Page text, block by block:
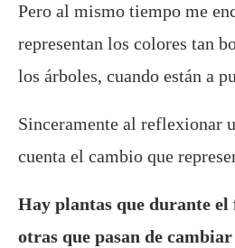
Pero al mismo tiempo me
representan los colores tan
los árboles, cuando están a
Sinceramente al reflexionar
cuenta el cambio que
Hay plantas que durante
otras que pasan de